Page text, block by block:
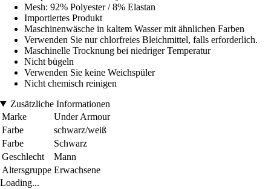
Mesh: 92% Polyester / 8% Elastan
Importiertes Produkt
Maschinenwäsche in kaltem Wasser mit ähnlichen Farben
Verwenden Sie nur chlorfreies Bleichmittel, falls erforderlich.
Maschinelle Trocknung bei niedriger Temperatur
Nicht bügeln
Verwenden Sie keine Weichspüler
Nicht chemisch reinigen
Zusätzliche Informationen
Marke
Under Armour
Farbe
schwarz/weiß
Farbe
Schwarz
Geschlecht
Mann
Altersgruppe Erwachsene
Loading...